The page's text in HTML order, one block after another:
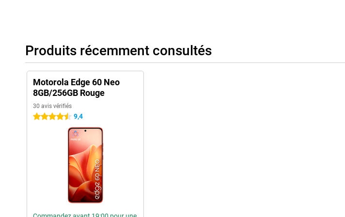
Produits récemment consultés
Motorola Edge 60 Neo
8GB/256GB Rouge
30 avis vérifiés
4.5 étoiles 9,4